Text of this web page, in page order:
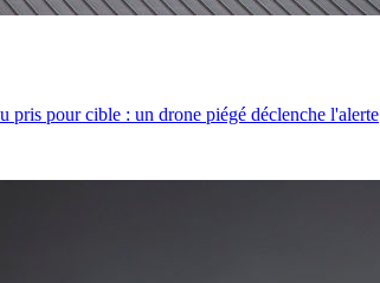
pris pour cible : un drone piégé déclenche l'alerte